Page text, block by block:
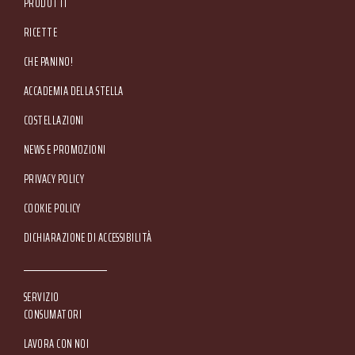
RICETTE
CHE PANINO!
ACCADEMIA DELLA STELLA
COSTELLAZIONI
NEWS E PROMOZIONI
Footer Service Menu
PRIVACY POLICY
COOKIE POLICY
DICHIARAZIONE DI ACCESSIBILITÀ
SERVIZIO
CONSUMATORI
LAVORA CON NOI